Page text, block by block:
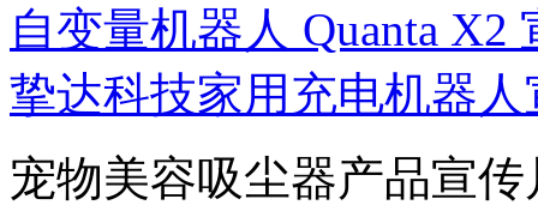
自变量机器人 Quanta X2
挚达科技家用充电机器人
宠物美容吸尘器产品宣传